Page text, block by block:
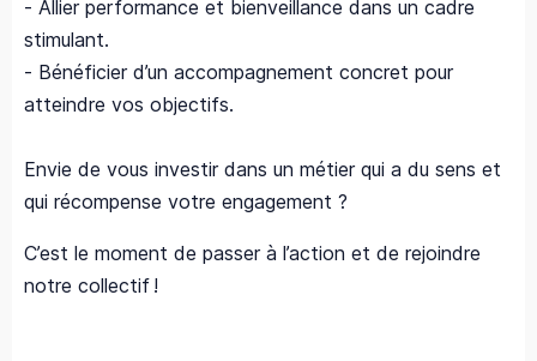
- Allier performance et bienveillance dans un cadre
stimulant.
- Bénéficier d’un accompagnement concret pour
atteindre vos objectifs.
Envie de vous investir dans un métier qui a du sens et
qui récompense votre engagement ?
C’est le moment de passer à l’action et de rejoindre
notre collectif !